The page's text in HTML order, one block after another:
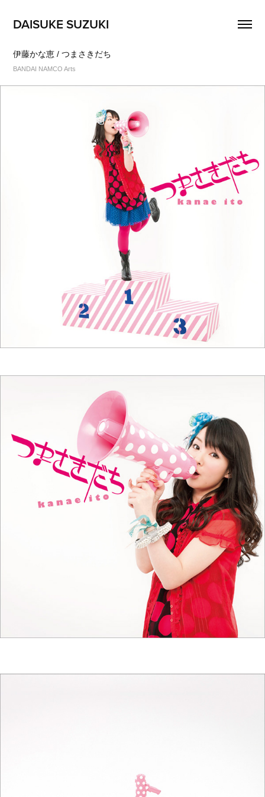
DAISUKE SUZUKI
伊藤かな恵 / つまさきだち
BANDAI NAMCO Arts